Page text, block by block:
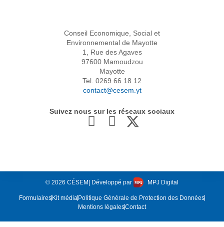
Conseil Economique, Social et
Environnemental de Mayotte
1, Rue des Agaves
97600 Mamoudzou
Mayotte
Tel. 0269 66 18 12
contact@cesem.yt
Suivez nous sur les réseaux sociaux
© 2026 CÉSEM| Développé par MPJ Digital
FormulairesKit média Politique Générale de Protection des Données
Mentions légalesContact